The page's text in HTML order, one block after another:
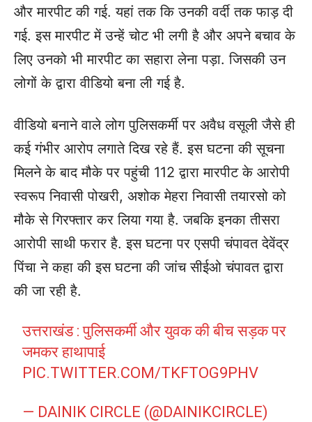
और मारपीट की गई. यहां तक कि उनकी वर्दी तक फाड़ दी
गई. इस मारपीट में उन्हें चोट भी लगी है और अपने बचाव के
लिए उनको भी मारपीट का सहारा लेना पड़ा. जिसकी उन
लोगों के द्वारा वीडियो बना ली गई है.
वीडियो बनाने वाले लोग पुलिसकर्मी पर अवैध वसूली जैसे ही
कई गंभीर आरोप लगाते दिख रहे हैं. इस घटना की सूचना
मिलने के बाद मौके पर पहुंची 112 द्वारा मारपीट के आरोपी
स्वरूप निवासी पोखरी, अशोक मेहरा निवासी तयारसो को
मौके से गिरफ्तार कर लिया गया है. जबकि इनका तीसरा
आरोपी साथी फरार है. इस घटना पर एसपी चंपावत देवेंद्र
पिंचा ने कहा की इस घटना की जांच सीईओ चंपावत द्वारा
की जा रही है.
उत्तराखंड : पुलिसकर्मी और युवक की बीच सड़क पर
जमकर हाथापाई
PIC.TWITTER.COM/TKFTOG9PHV
— DAINIK CIRCLE (@DAINIKCIRCLE)